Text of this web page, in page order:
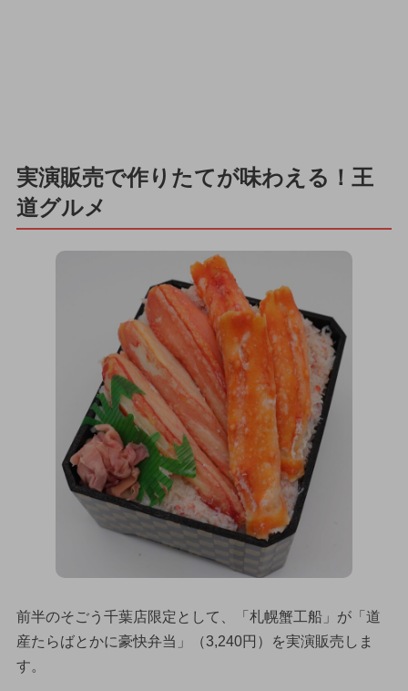
実演販売で作りたてが味わえる！王
道グルメ
前半のそごう千葉店限定として、「札幌蟹工船」が「道
産たらばとかに豪快弁当」（3,240円）を実演販売しま
す。